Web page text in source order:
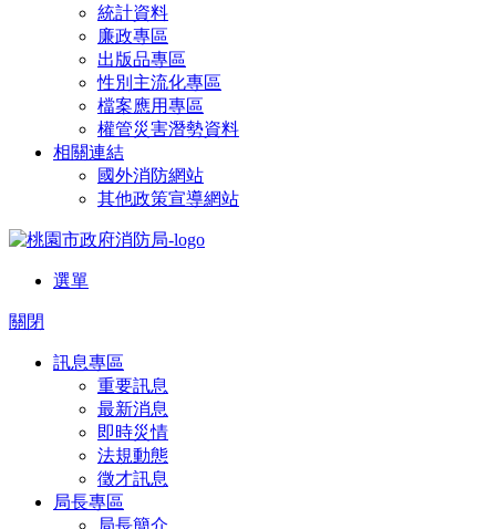
統計資料
廉政專區
出版品專區
性別主流化專區
檔案應用專區
權管災害潛勢資料
相關連結
國外消防網站
其他政策宣導網站
選單
關閉
訊息專區
重要訊息
最新消息
即時災情
法規動態
徵才訊息
局長專區
局長簡介